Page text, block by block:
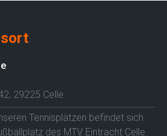
29225 Celle
Tennisplätzen befindet sich
des MTV Eintracht Celle.